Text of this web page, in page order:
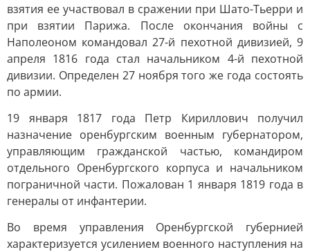
взятия ее участвовал в сражении при Шато-Тьерри и
при взятии Парижа. После окончания войны с
Наполеоном командовал 27-й пехотной дивизией, 9
апреля 1816 года стал начальником 4-й пехотной
дивизии. Определен 27 ноября того же года состоять
по армии.
19 января 1817 года Петр Кириллович получил
назначение оренбургским военным губернатором,
управляющим гражданской частью, командиром
отдельного Оренбургского корпуса и начальником
пограничной части. Пожалован 1 января 1819 года в
генералы от инфантерии.
Во время управления Оренбургской губернией
характеризуется усилением военного наступления на